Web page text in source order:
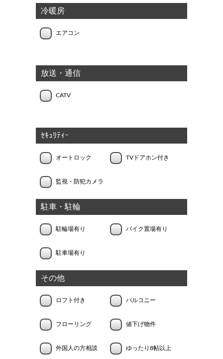
冷暖房
エアコン
放送・通信
CATV
ｾｷｭﾘﾃｨｰ
オートロック TVドアホン付き
監視・防犯カメラ
駐車・駐輪
駐輪場有り バイク置場有り
駐車場有り
その他
ロフト付き バルコニー
フローリング 値下げ物件
外国人の方相談 ゆったり8帖以上